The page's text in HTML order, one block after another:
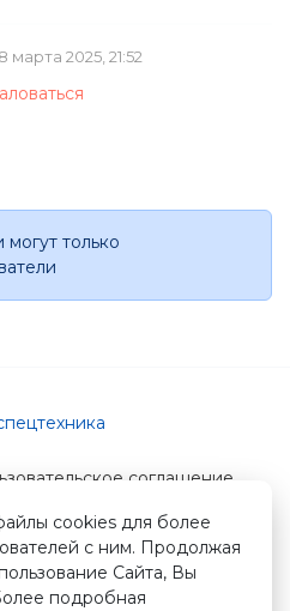
2025, 21:52
только
cookies для более
с ним. Продолжая
Сайта, Вы
подробная
соглашение
спецтехника